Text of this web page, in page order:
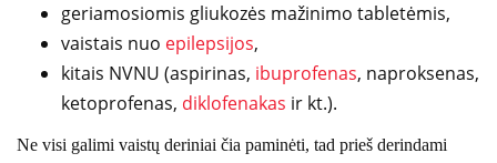
geriamosiomis gliukozės mažinimo tabletėmis,
vaistais nuo epilepsijos,
kitais NVNU (aspirinas, ibuprofenas, naproksenas,
ketoprofenas, diklofenakas ir kt.).
Ne visi galimi vaistų deriniai čia paminėti, tad prieš derindami